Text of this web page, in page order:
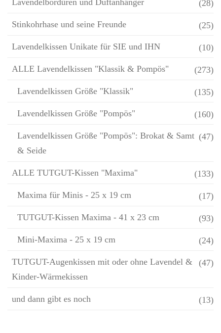
Lavendelbordüren und Duftanhänger (28)
Stinkohrhase und seine Freunde (25)
Lavendelkissen Unikate für SIE und IHN (10)
ALLE Lavendelkissen "Klassik & Pompös" (273)
Lavendelkissen Größe "Klassik" (135)
Lavendelkissen Größe "Pompös" (160)
Lavendelkissen Größe "Pompös": Brokat & Samt
& Seide
(47)
ALLE TUTGUT-Kissen "Maxima" (133)
Maxima für Minis - 25 x 19 cm (17)
TUTGUT-Kissen Maxima - 41 x 23 cm (93)
Mini-Maxima - 25 x 19 cm (24)
TUTGUT-Augenkissen mit oder ohne Lavendel &
Kinder-Wärmekissen
(47)
und dann gibt es noch (13)